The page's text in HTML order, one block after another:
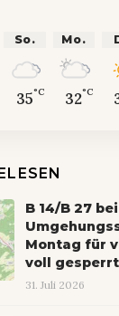
So.
35°C
Mo.
32°C
B 14/B 27
Montag für
voll gesperrt
31. Juli 2026